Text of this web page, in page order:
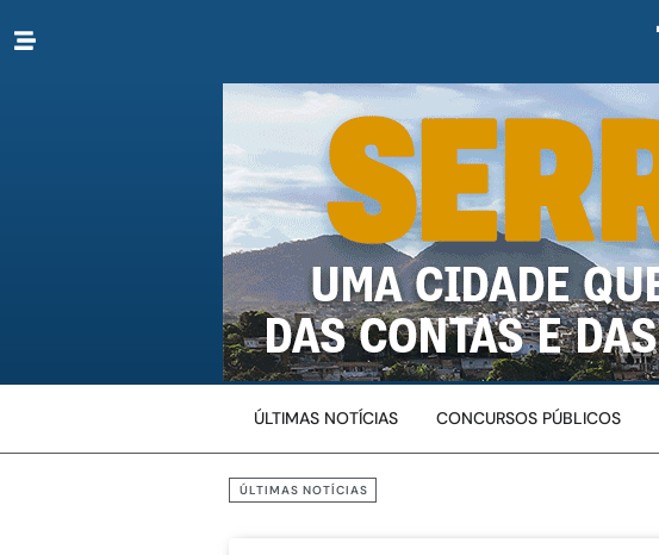
ÚLTIMAS NOTÍCIAS CONCURSOS PÚBLICOS
ÚLTIMAS NOTÍCIAS